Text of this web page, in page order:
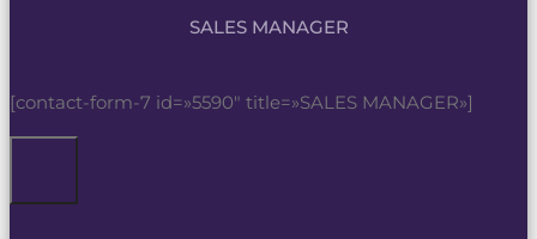
SALES MANAGER
[contact-form-7 id=»5590″ title=»SALES MANAGER»]